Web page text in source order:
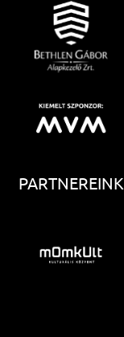
PARTNEREINK